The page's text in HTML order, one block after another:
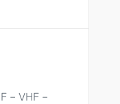
– VHF –